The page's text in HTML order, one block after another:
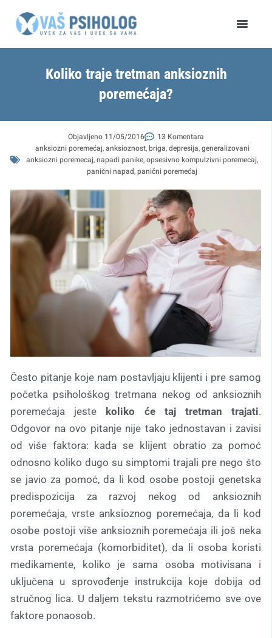
Koliko traje tretman anksioznih
poremećaja?
Objavljeno 11/05/2016
13 Komentara
anksiozni poremećaj,anksioznost,briga,depresija,generalizovani
anksiozni poremecaj,napadi panike,opsesivno kompulzivni poremecaj,
panični napad,panični poremećaj
Često pitanje koje nam postavljaju klijenti i pre samog
početka psihološkog tretmana nekog od anksioznih
poremećaja jeste koliko će taj tretman trajati.
Odgovor na ovo pitanje nije tako jednostavan i zavisi
od više faktora: kada se klijent obratio za pomoć
odnosno koliko dugo su simptomi trajali pre nego što
se javio za pomoć, da li kod osobe postoji genetska
predispozicija za razvoj nekog od anksioznih
poremećaja, vrste anksioznog poremećaja, da li kod
osobe postoji više anksioznih poremećaja ili još neka
vrsta poremećaja (komorbiditet), da li osoba koristi
medikamente, koliko je sama osoba motivisana i
uključena u sprovođenje instrukcija koje dobija od
stručnog lica. U daljem tekstu razmotrićemo sve ove
faktore ponaosob.